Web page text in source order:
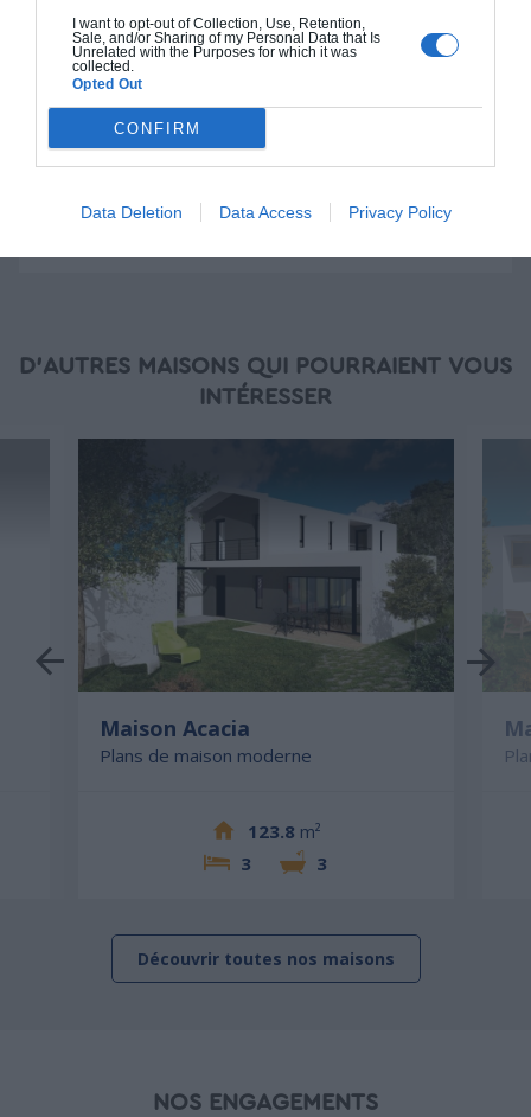
I want to opt-out of Collection, Use, Retention,
Sale, and/or Sharing of my Personal Data that Is
Unrelated with the Purposes for which it was
collected.
Opted Out
CONFIRM
Data Deletion Data Access Privacy Policy
en main" inclut le gros oeuvre et le second
oeuvre (cuisine, peinture, sols...), mais exclut
À partir de
412 000€ TTC
Je la veux !
D'AUTRES MAISONS QUI POURRAIENT VOUS
INTÉRESSER
Maison Acacia
Plans de maison moderne
123.8 m²
3
3
Découvrir toutes nos maisons
NOS ENGAGEMENTS